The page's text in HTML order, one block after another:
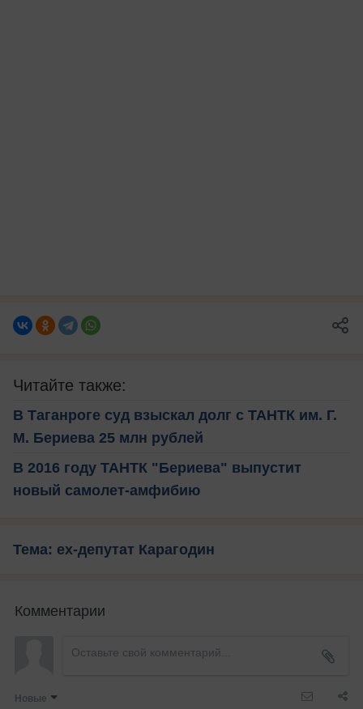
Читайте также:
В Таганроге суд взыскал долг с ТАНТК им. Г.
М. Бериева 25 млн рублей
В 2016 году ТАНТК "Бериева" выпустит
новый самолет-амфибию
Тема: ex-депутат Карагодин
Комментарии
Новые